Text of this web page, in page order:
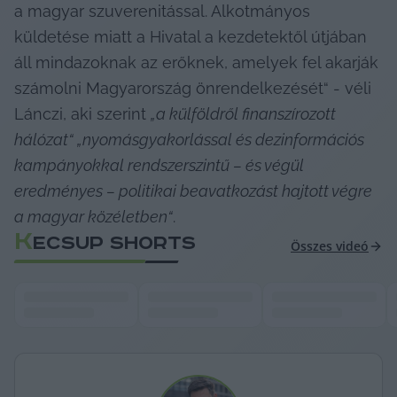
a magyar szuverenitással. Alkotmányos
küldetése miatt a Hivatal a kezdetektől útjában
áll mindazoknak az erőknek, amelyek fel akarják
számolni Magyarország önrendelkezését“ - véli
Lánczi, aki szerint „a külföldről finanszírozott
hálózat“ „nyomásgyakorlással és dezinformációs
kampányokkal rendszerszintű – és végül
eredményes – politikai beavatkozást hajtott végre
a magyar közéletben“.
KECSUP SHORTS Összes videó